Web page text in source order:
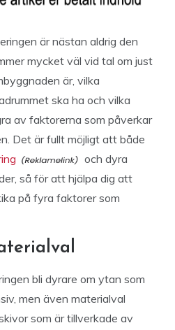
är nästan aldrig den
mycket väl vid tal om just
är, vilka
ska ha och vilka
av faktorerna som påverkar
Det är fullt möjligt att både
och dyra
så för att hjälpa dig att
på fyra faktorer som
bli dyrare om ytan som
men även materialval
som är tillverkade av